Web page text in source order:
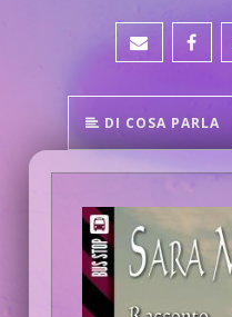
DI COSA PARLA